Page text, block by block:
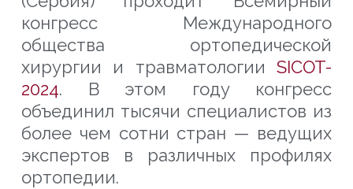
конгресс Международного
общества ортопедической
хирургии и травматологии SICOT-
2024. В этом году конгресс
объединил тысячи специалистов из
более чем сотни стран — ведущих
экспертов в различных профилях
ортопедии.